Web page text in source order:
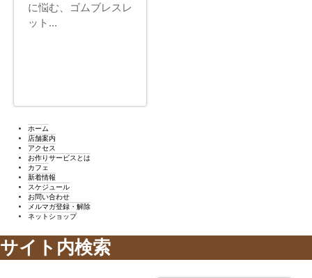
に悩む、ゴムブレスレ
ット...
ホーム
店舗案内
アクセス
お作りサービスとは
カフェ
新着情報
スケジュール
お問い合わせ
メルマガ登録・解除
ネットショップ
サイト内検索